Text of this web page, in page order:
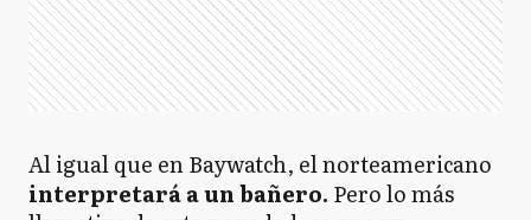
Al igual que en Baywatch, el norteamericano
interpretará a un bañero. Pero lo más